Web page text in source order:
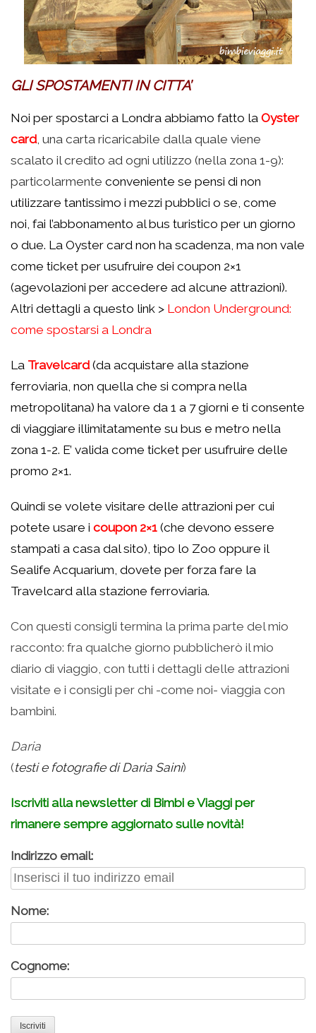
GLI SPOSTAMENTI IN CITTA’
Noi per spostarci a Londra abbiamo fatto la Oyster
card, una carta ricaricabile dalla quale viene
scalato il credito ad ogni utilizzo (nella zona 1-9):
particolarmente conveniente se pensi di non
utilizzare tantissimo i mezzi pubblici o se, come
noi, fai l’abbonamento al bus turistico per un giorno
o due. La Oyster card non ha scadenza, ma non vale
come ticket per usufruire dei coupon 2×1
(agevolazioni per accedere ad alcune attrazioni).
Altri dettagli a questo link > London Underground:
come spostarsi a Londra
La Travelcard (da acquistare alla stazione
ferroviaria, non quella che si compra nella
metropolitana) ha valore da 1 a 7 giorni e ti consente
di viaggiare illimitatamente su bus e metro nella
zona 1-2. E’ valida come ticket per usufruire delle
promo 2×1.
Quindi se volete visitare delle attrazioni per cui
potete usare i coupon 2×1 (che devono essere
stampati a casa dal sito), tipo lo Zoo oppure il
Sealife Acquarium, dovete per forza fare la
Travelcard alla stazione ferroviaria.
Con questi consigli termina la prima parte del mio
racconto: fra qualche giorno pubblicherò il mio
diario di viaggio, con tutti i dettagli delle attrazioni
visitate e i consigli per chi -come noi- viaggia con
bambini.
Daria
(testi e fotografie di Daria Saini)
Iscriviti alla newsletter di Bimbi e Viaggi per
rimanere sempre aggiornato sulle novità!
Indirizzo email:
Nome:
Cognome: